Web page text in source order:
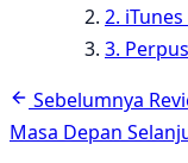
2. iTunes
3.
Navigasi
artikel
Sebelumnya
Masa Depan